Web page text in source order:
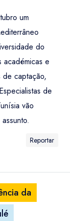
um
do
académicas e
de captação,
de
vão
Reportar
da